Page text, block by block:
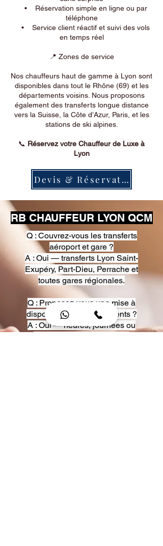
• Réservation simple en ligne ou par
téléphone
• Service client réactif et suivi des vols
en temps réel
📍 Zones de service
Nos chauffeurs haut de gamme à Lyon sont
disponibles dans tout le Rhône (69) et les
départements voisins. Nous proposons
également des transferts longue distance
vers la Suisse, la Côte d’Azur, Paris, et les
stations de ski alpines.
📞 Réservez votre Chauffeur de Luxe à
Lyon
Devis & Réservation
RB CHAUFFEUR LYON QCM
Q : Couvrez-vous les transferts
aéroport et gare ?
A : Oui — transferts Lyon Saint-
Exupéry, Part-Dieu, Perrache et
toutes gares régionales.
Q : Proposez-vous une mise à
disposition pour événements ?
A : Oui — heures, journées ou